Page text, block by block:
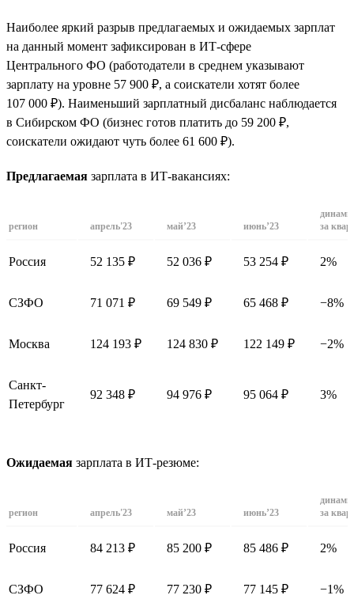
Наиболее яркий разрыв предлагаемых и ожидаемых зарплат
на данный момент зафиксирован в ИТ-сфере
Центрального ФО (работодатели в среднем указывают
зарплату на уровне 57 900 ₽, а соискатели хотят более
107 000 ₽). Наименьший зарплатный дисбаланс наблюдается
в Сибирском ФО (бизнес готов платить до 59 200 ₽,
соискатели ожидают чуть более 61 600 ₽).
Предлагаемая зарплата в ИТ-вакансиях:
регион апрель'23 май’23 июнь’23
за
Россия 52 135 ₽ 52 036 ₽ 53 254 ₽ 2%
СЗФО 71 071 ₽ 69 549 ₽ 65 468 ₽ −8%
Москва 124 193 ₽ 124 830 ₽ 122 149 ₽ −2%
Санкт-
Петербург
92 348 ₽ 94 976 ₽ 95 064 ₽ 3%
Ожидаемая зарплата в ИТ-резюме:
регион апрель'23 май’23 июнь’23
за
Россия 84 213 ₽ 85 200 ₽ 85 486 ₽ 2%
СЗФО 77 624 ₽ 77 230 ₽ 77 145 ₽ −1%